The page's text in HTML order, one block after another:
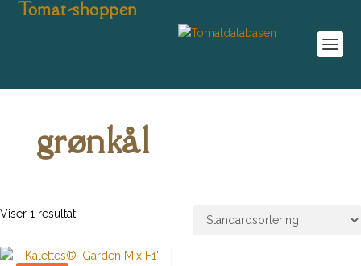
Tomat-shoppen
grønkål
Viser 1 resultat